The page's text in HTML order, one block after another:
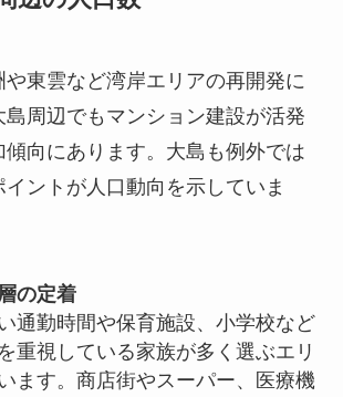
東雲など湾岸エリアの再開発に
島周辺でもマンション建設が活発
傾向にあります。大島も例外では
ントが人口動向を示していま
の定着
通勤時間や保育施設、小学校など
重視している家族が多く選ぶエリ
ます。商店街やスーパー、医療機